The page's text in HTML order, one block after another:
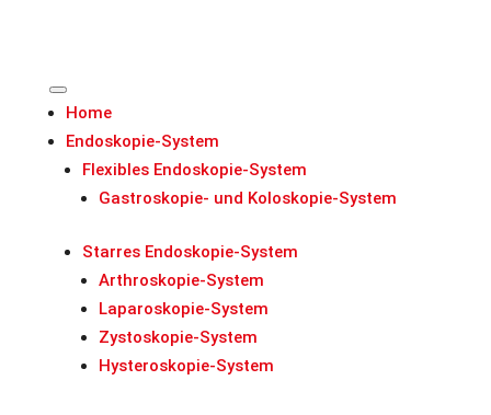
Home
Endoskopie-System
Flexibles Endoskopie-System
Gastroskopie- und Koloskopie-System
Starres Endoskopie-System
Arthroskopie-System
Laparoskopie-System
Zystoskopie-System
Hysteroskopie-System